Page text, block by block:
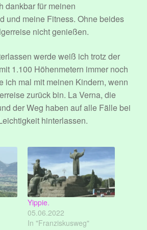
dankbar für meinen
und meine Fitness. Ohne beides
nicht genießen.
werde weiß ich trotz der
1.100 Höhenmetern immer noch
ich mal mit meinen Kindern, wenn
zurück bin. La Verna, die
der Weg haben auf alle Fälle bei
hinterlassen.
Yippie.
05.06.2022
In "Franziskusweg"